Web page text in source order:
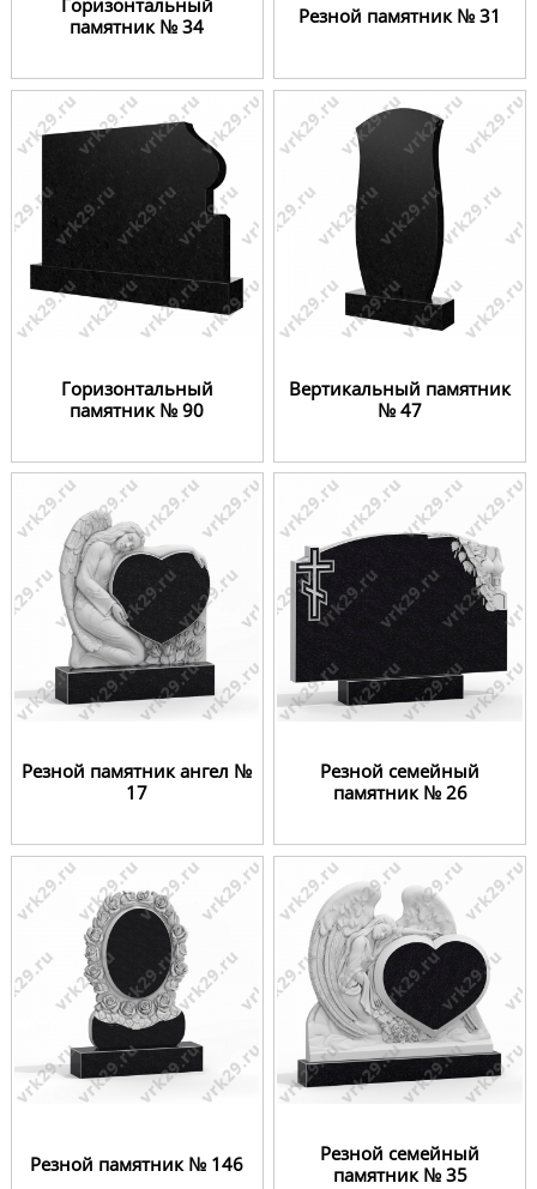
Горизонтальный
памятник № 34
Резной памятник № 31
Горизонтальный
памятник № 90
Вертикальный памятник
№ 47
Резной памятник ангел №
17
Резной семейный
памятник № 26
Резной памятник № 146
Резной семейный
памятник № 35